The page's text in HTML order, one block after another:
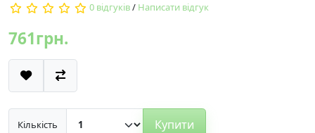
0 відгуків/ Написати відгук
761грн.
Кількість Купити